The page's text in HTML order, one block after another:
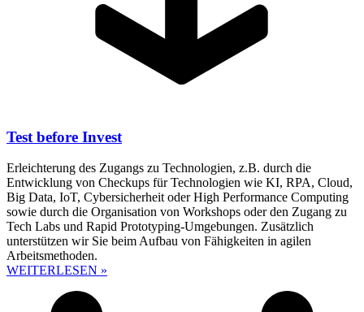
Test before Invest
Erleichterung des Zugangs zu Technologien, z.B. durch die
Entwicklung von Checkups für Technologien wie KI, RPA, Cloud,
Big Data, IoT, Cybersicherheit oder High Performance Computing
sowie durch die Organisation von Workshops oder den Zugang zu
Tech Labs und Rapid Prototyping-Umgebungen. Zusätzlich
unterstützen wir Sie beim Aufbau von Fähigkeiten in agilen
Arbeitsmethoden.
WEITERLESEN »